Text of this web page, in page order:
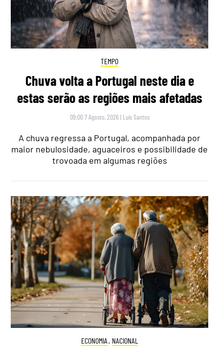
TEMPO
Chuva volta a Portugal neste dia e
estas serão as regiões mais afetadas
09:00 7 Agosto, 2026 | Luís Santos
A chuva regressa a Portugal, acompanhada por
maior nebulosidade, aguaceiros e possibilidade de
trovoada em algumas regiões
ECONOMIA , NACIONAL